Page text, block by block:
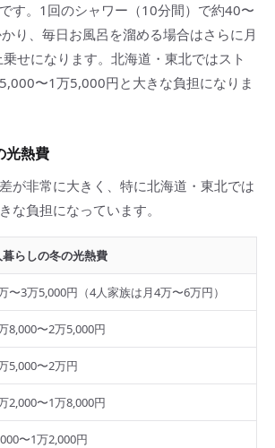
す。1回のシャワー（10分間）で約40〜
り、毎日お風呂を溜める場合はさらに月
せになります。北海道・東北ではスト
〜1万5,000円と大きな負担になりま
光熱費
が非常に大きく、特に北海道・東北では
な負担になっています。
らしの冬の光熱費
〜3万5,000円（4人家族は月4万〜6万円）
8,000〜2万5,000円
5,000〜2万円
2,000〜1万8,000円
〜1万2,000円